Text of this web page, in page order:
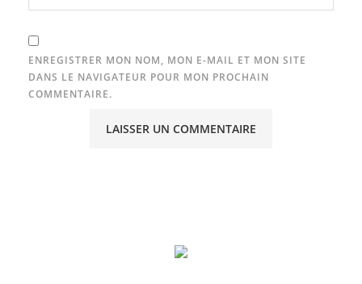
ENREGISTRER MON NOM, MON E-MAIL ET MON SITE
DANS LE NAVIGATEUR POUR MON PROCHAIN
COMMENTAIRE.